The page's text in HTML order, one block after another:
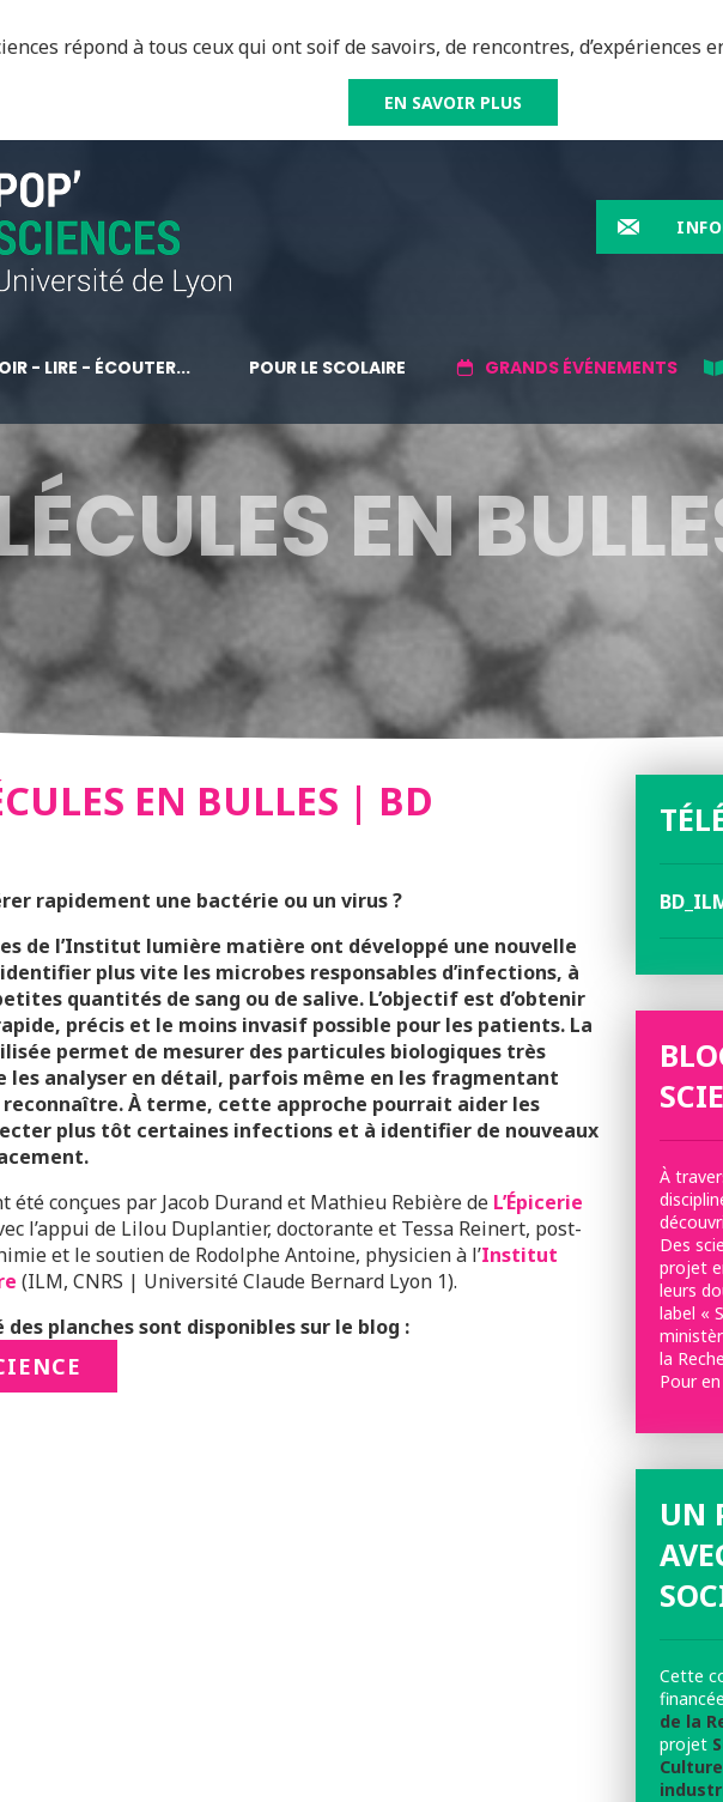
répond à tous ceux qui ont soif de savoirs, de rencontres, d’expériences
EN SAVOIR PLUS
- LIRE - ÉCOUTER... POUR LE SCOLAIRE GRANDS ÉVÉNEMENTS
EN
EN BULLES | BD
rapidement une bactérie ou un virus ?
de l’Institut lumière matière ont développé une nouvelle
plus vite les microbes responsables d’infections, à
quantités de sang ou de salive. L’objectif est d’obtenir
précis et le moins invasif possible pour les patients. La
permet de mesurer des particules biologiques très
les analyser en détail, parfois même en les fragmentant
reconnaître. À terme, cette approche pourrait aider les
plus tôt certaines infections et à identifier de nouveaux
été conçues par Jacob Durand et Mathieu Rebière de L’Épicerie
l’appui de Lilou Duplantier, doctorante et Tessa Reinert, post-
et le soutien de Rodolphe Antoine, physicien à l’Institut
(ILM, CNRS | Université Claude Bernard Lyon 1).
des planches sont disponibles sur le blog :
À
Des
projet
leurs
label «
la
Pour
UN
Cette
de la
projet